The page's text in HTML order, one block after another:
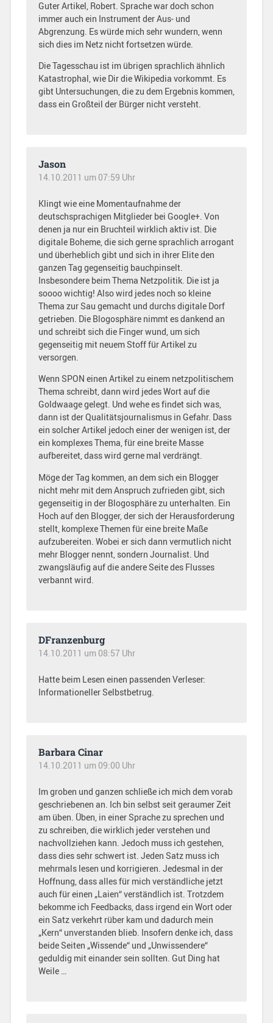
Guter Artikel, Robert. Sprache war doch schon
immer auch ein Instrument der Aus- und
Abgrenzung. Es würde mich sehr wundern, wenn
sich dies im Netz nicht fortsetzen würde.
Die Tagesschau ist im übrigen sprachlich ähnlich
Katastrophal, wie Dir die Wikipedia vorkommt. Es
gibt Untersuchungen, die zu dem Ergebnis kommen,
dass ein Großteil der Bürger nicht versteht.
Jason
14.10.2011 um 07:59 Uhr
Klingt wie eine Momentaufnahme der
deutschsprachigen Mitglieder bei Google+. Von
denen ja nur ein Bruchteil wirklich aktiv ist. Die
digitale Boheme, die sich gerne sprachlich arrogant
und überheblich gibt und sich in ihrer Elite den
ganzen Tag gegenseitig bauchpinselt.
Insbesondere beim Thema Netzpolitik. Die ist ja
soooo wichtig! Also wird jedes noch so kleine
Thema zur Sau gemacht und durchs digitale Dorf
getrieben. Die Blogosphäre nimmt es dankend an
und schreibt sich die Finger wund, um sich
gegenseitig mit neuem Stoff für Artikel zu
versorgen.
Wenn SPON einen Artikel zu einem netzpolitischem
Thema schreibt, dann wird jedes Wort auf die
Goldwaage gelegt. Und wehe es findet sich was,
dann ist der Qualitätsjournalismus in Gefahr. Dass
ein solcher Artikel jedoch einer der wenigen ist, der
ein komplexes Thema, für eine breite Masse
aufbereitet, dass wird gerne mal verdrängt.
Möge der Tag kommen, an dem sich ein Blogger
nicht mehr mit dem Anspruch zufrieden gibt, sich
gegenseitig in der Blogosphäre zu unterhalten. Ein
Hoch auf den Blogger, der sich der Herausforderung
stellt, komplexe Themen für eine breite Maße
aufzubereiten. Wobei er sich dann vermutlich nicht
mehr Blogger nennt, sondern Journalist. Und
zwangsläufig auf die andere Seite des Flusses
verbannt wird.
DFranzenburg
14.10.2011 um 08:57 Uhr
Hatte beim Lesen einen passenden Verleser:
Informationeller Selbstbetrug.
Barbara Cinar
14.10.2011 um 09:00 Uhr
Im groben und ganzen schließe ich mich dem vorab
geschriebenen an. Ich bin selbst seit geraumer Zeit
am üben. Üben, in einer Sprache zu sprechen und
zu schreiben, die wirklich jeder verstehen und
nachvollziehen kann. Jedoch muss ich gestehen,
dass dies sehr schwert ist. Jeden Satz muss ich
mehrmals lesen und korrigieren. Jedesmal in der
Hoffnung, dass alles für mich verständliche jetzt
auch für einen „Laien“ verständlich ist. Trotzdem
bekomme ich Feedbacks, dass irgend ein Wort oder
ein Satz verkehrt rüber kam und dadurch mein
„Kern“ unverstanden blieb. Insofern denke ich, dass
beide Seiten „Wissende“ und „Unwissendere“
geduldig mit einander sein sollten. Gut Ding hat
Weile …